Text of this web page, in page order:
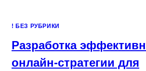
! БЕЗ РУБРИКИ
Разработка
онлайн-стратегии для